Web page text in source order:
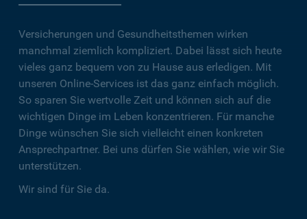
Versicherungen und Gesundheitsthemen wirken
manchmal ziemlich kompliziert. Dabei lässt sich heute
vieles ganz bequem von zu Hause aus erledigen. Mit
unseren Online-Services ist das ganz einfach möglich.
So sparen Sie wertvolle Zeit und können sich auf die
wichtigen Dinge im Leben konzentrieren. Für manche
Dinge wünschen Sie sich vielleicht einen konkreten
Ansprechpartner. Bei uns dürfen Sie wählen, wie wir Sie
unterstützen.
Wir sind für Sie da.